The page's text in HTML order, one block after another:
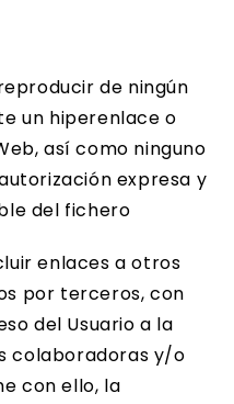
de ningún
un hiperenlace o
así como ninguno
expresa y
del fichero
enlaces a otros
por terceros, con
del Usuario a la
colaboradoras y/o
con ello, la